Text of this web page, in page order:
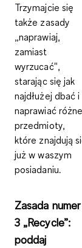
Trzymajcie się
także zasady
„naprawiaj,
zamiast
wyrzucać",
starając się jak
najdłużej dbać i
naprawiać różne
przedmioty,
które znajdują
już w waszym
posiadaniu.
Zasada numer
3 „Recycle”:
poddaj